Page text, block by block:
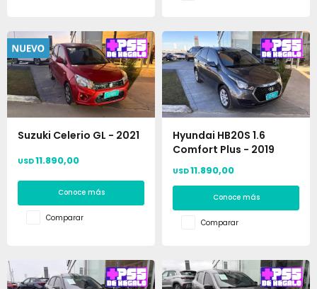
Suzuki Celerio GL - 2021
USD11.890,00
Conoce más
Comparar
Hyundai HB20S 1.6
Comfort Plus - 2019
USD11.890,00
Conoce más
Comparar